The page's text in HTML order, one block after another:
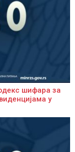
шифара за
у